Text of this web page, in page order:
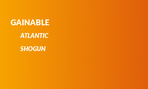
GAINABLE
ATLANTIC
SHOGUN